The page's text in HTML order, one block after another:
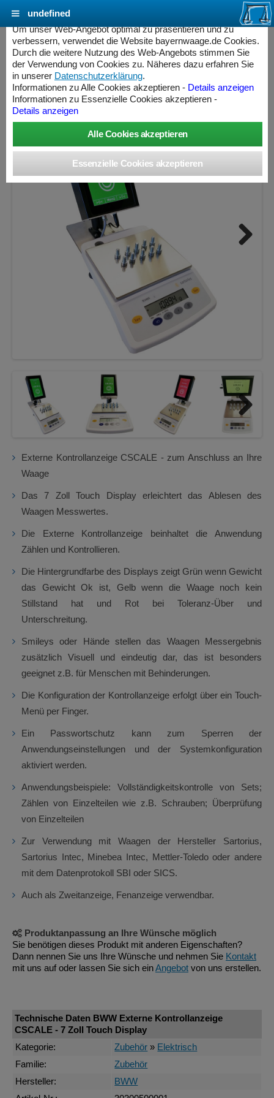
BWW Externe Kontrollanzeige CSCALE - 7 Zoll
Touch Display
Next
Externe Kontrollanzeige CSCALE - zum Anschluss an Ihre
Waage
Das 7 Zoll Touch Display erleichtert das Ablesen des
Waagen Messwertes.
Die Externe Kontrollanzeige beinhaltet die Anwendung
Zählen und Kontrollieren.
Die Hintergrundfarbe des Displays zeigt Grün wenn Gewicht
das Gewicht Ok ist, Gelb wenn die Waage noch kein
Stillstand hat und Rot bei Toleranz-Über und
Unterschreitung.
Smileys oder Hände stellen das Waagen Messergebnis
zusätzlich Visuell und eindeutig dar, das ist besonders
geeignet z.B. für Menschen mit Behinderungen.
Die Konfiguration der Kontrollanzeige erfolgt über ein Touch-
Menü per Finger.
Ein Passwortschutz kann zum Sperren der
Anwendungseinstellungen und der Systemkonfiguration
aktiviert werden.
Anwendungsbeispiele: Vollständigkeitskontrolle von Sets;
Zählen von Einzelteilen wie z.B. Schrauben; Überprüfung
von Einzelteilen
Zur Verwendung mit Waagen der Hersteller Sartorius,
Sartorius Intec, Minebea Intec, Mettler-Toledo oder andere
mit dem Datenprotokoll SBI oder SICS.
Auch als Zweitanzeige, Fenanzeige verwendbar.
Produktanpassung an Ihre Wünsche möglich
Sie benötigen dieses Produkt mit anderen Eigenschaften?
Dann nennen Sie uns Ihre Wünsche und nehmen Sie Kontakt
mit uns auf oder lassen Sie sich einAngebot von uns erstellen.
Technische Daten BWW Externe Kontrollanzeige
CSCALE - 7 Zoll Touch Display
Kategorie:
Zubehör » Elektrisch
Familie:
Zubehör
Hersteller:
BWW
Cookie Einstellungen - bayernwaage.de
Um unser Web-Angebot optimal zu präsentieren und zu
verbessern, verwendet die Website bayernwaage.de Cookies.
Durch die weitere Nutzung des Web-Angebots stimmen Sie
der Verwendung von Cookies zu. Näheres dazu erfahren Sie
in unserer Datenschutzerklärung.
Informationen zu Alle Cookies akzeptieren - Details anzeigen
Informationen zu Essenzielle Cookies akzeptieren -
Details anzeigen
undefined